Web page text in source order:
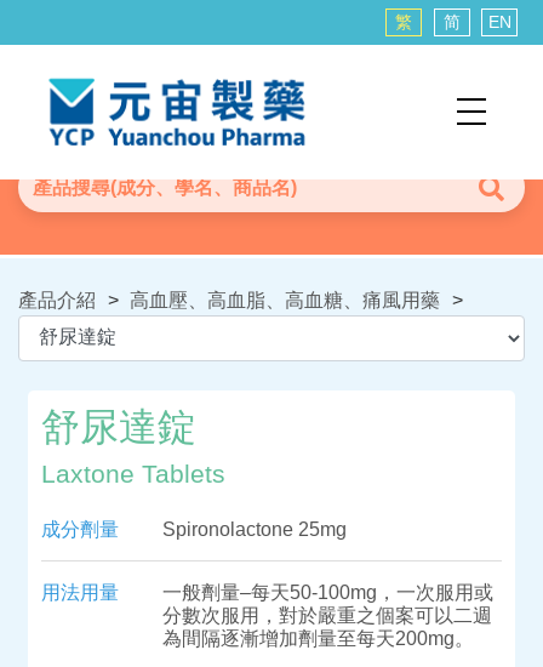
繁 简 EN
產品介紹 > 高血壓、高血脂、高血糖、痛風用藥 >
舒尿達錠
Laxtone Tablets
成分劑量 Spironolactone 25mg
用法用量
一般劑量–每天50-100mg，一次服用或
分數次服用，對於嚴重之個案可以二週
為間隔逐漸增加劑量至每天200mg。